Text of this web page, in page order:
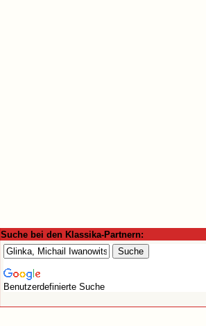
Suche bei den Klassika-Partnern:
Benutzerdefinierte Suche